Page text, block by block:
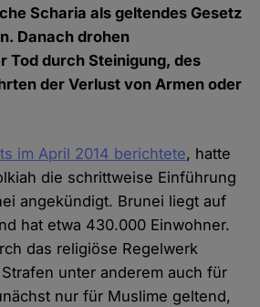
Scharia als geltendes Gesetz
Danach drohen
Tod durch Steinigung, des
der Verlust von Armen oder
im April 2014 berichtete, hatte
die schrittweise Einführung
angekündigt. Brunei liegt auf
hat etwa 430.000 Einwohner.
das religiöse Regelwerk
unter anderem auch für
nur für Muslime geltend,